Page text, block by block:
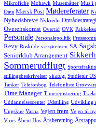
Mikrofiche Mohawk Musemåtter Mus i
Data Mærsk Post Mødereferater
Nyhedsbreve Nykredit
Overenskomst Overtid OVK
Personale Personalepolitik
Revy Roskilde s.c.sørensen SA
Seniorklub Arrangement
Sommerudflugt
stillingsbeskrivelser strategi Studietur
Tanker Telefonbog Telefonliste
Time Manager Timeregistrering
Uddannelsescenter Udstilling Udvikling
Ungskue Varna Vejen frem Vejen til
Virus Åbent Hus Årsberetning